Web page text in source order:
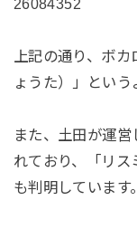
26084352
上記の通り、ボ
ょうた）」という
また、土田が運
れており、「リス
も判明しています。